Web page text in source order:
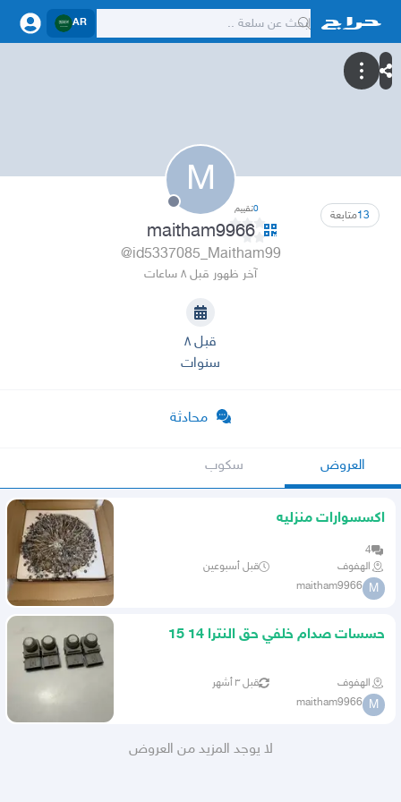
AR
M
13متابعة 0تقييم
maitham9966
@id5337085_Maitham99
آخر ظهور قبل ٨ ساعات
قبل ٨
سنوات
محادثة
العروض سكوب
اكسسوارات منزليه
4
الهفوف
قبل أسبوعين
M
maitham9966
حسسات صدام خلفي حق النترا 14 15
الهفوف قبل ٣ أشهر
M
maitham9966
لا يوجد المزيد من العروض